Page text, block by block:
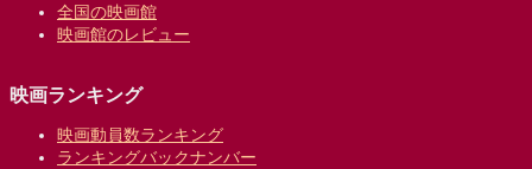
全国の映画館
映画館のレビュー
映画ランキング
映画動員数ランキング
ランキングバックナンバー